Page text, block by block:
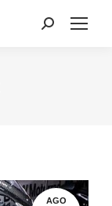
Search:
AGO